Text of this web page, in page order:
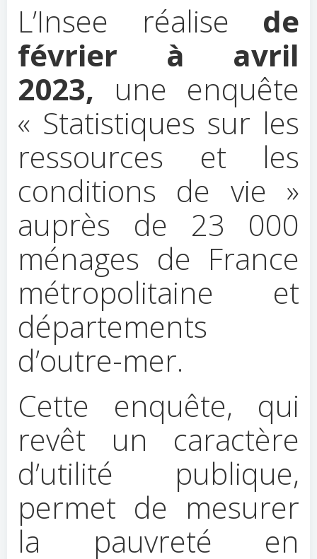
L’Insee réalise de
février à avril
2023, une enquête
« Statistiques sur les
ressources et les
conditions de vie »
auprès de 23 000
ménages de France
métropolitaine et
départements
d’outre-mer.
Cette enquête, qui
revêt un caractère
d’utilité publique,
permet de mesurer
la pauvreté en